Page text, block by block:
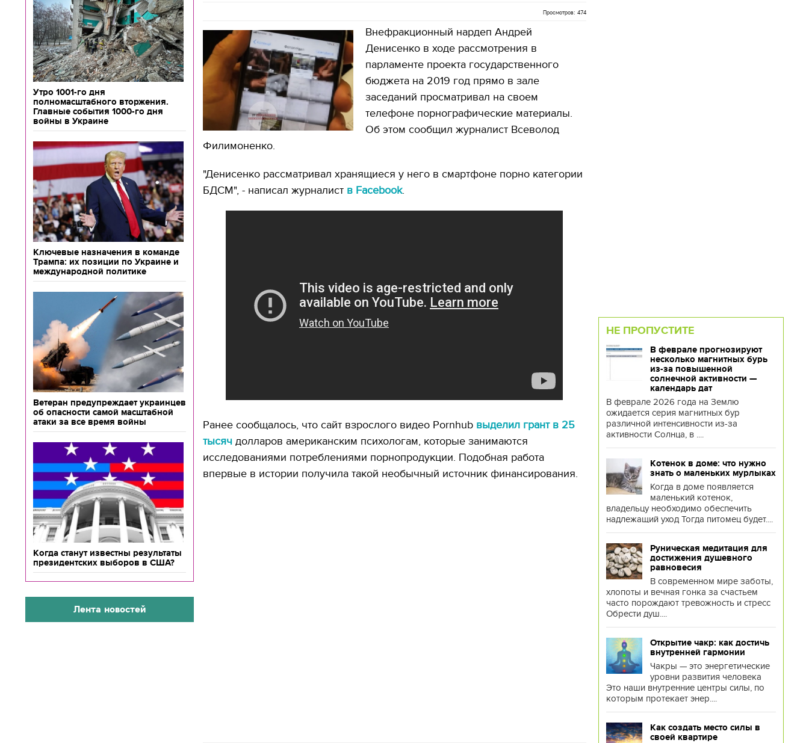
Утро 1001-го дня
полномасштабного вторжения.
Главные события 1000-го дня
войны в Украине
Ключевые назначения в команде
Трампа: их позиции по Украине и
международной политике
Ветеран предупреждает украинцев
об опасности самой масштабной
атаки за все время войны
Когда станут известны результаты
президентских выборов в США?
Лента новостей
Просмотров: 474
Внефракционный нардеп Андрей
Денисенко в ходе рассмотрения в
парламенте проекта государственного
бюджета на 2019 год прямо в зале
заседаний просматривал на своем
телефоне порнографические материалы.
Об этом сообщил журналист Всеволод
Филимоненко.
"Денисенко рассматривал хранящиеся у него в смартфоне порно категории
БДСМ", - написал журналист в Facebook.
Ранее сообщалось, что сайт взрослого видео Pornhub выделил грант в 25
тысяч долларов американским психологам, которые занимаются
исследованиями потреблениями порнопродукции. Подобная работа
впервые в истории получила такой необычный источник финансирования.
НЕ ПРОПУСТИТЕ
В феврале прогнозируют
несколько магнитных бурь
из-за повышенной
солнечной активности —
календарь дат
В феврале 2026 года на Землю
ожидается серия магнитных бур
различной интенсивности из-за
активности Солнца, в ....
Котенок в доме: что нужно
знать о маленьких мурлыках
Когда в доме появляется
маленький котенок,
владельцу необходимо обеспечить
надлежащий уход Тогда питомец будет....
Руническая медитация для
достижения душевного
равновесия
В современном мире заботы,
хлопоты и вечная гонка за счастьем
часто порождают тревожность и стресс
Обрести душ....
Открытие чакр: как достичь
внутренней гармонии
Чакры — это энергетические
уровни развития человека
Это наши внутренние центры силы, по
которым протекает энер....
Как создать место силы в
своей квартире